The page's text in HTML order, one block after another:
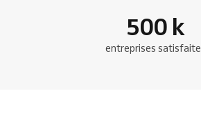
500 k
entreprises